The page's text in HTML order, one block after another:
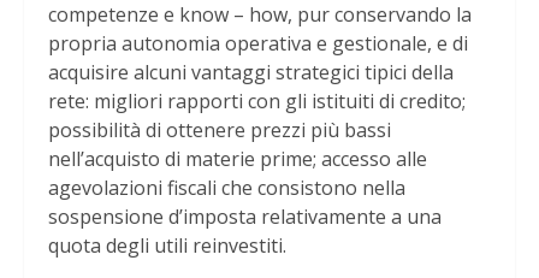
competenze e know – how, pur conservando la
propria autonomia operativa e gestionale, e di
acquisire alcuni vantaggi strategici tipici della
rete: migliori rapporti con gli istituiti di credito;
possibilità di ottenere prezzi più bassi
nell’acquisto di materie prime; accesso alle
agevolazioni fiscali che consistono nella
sospensione d’imposta relativamente a una
quota degli utili reinvestiti.